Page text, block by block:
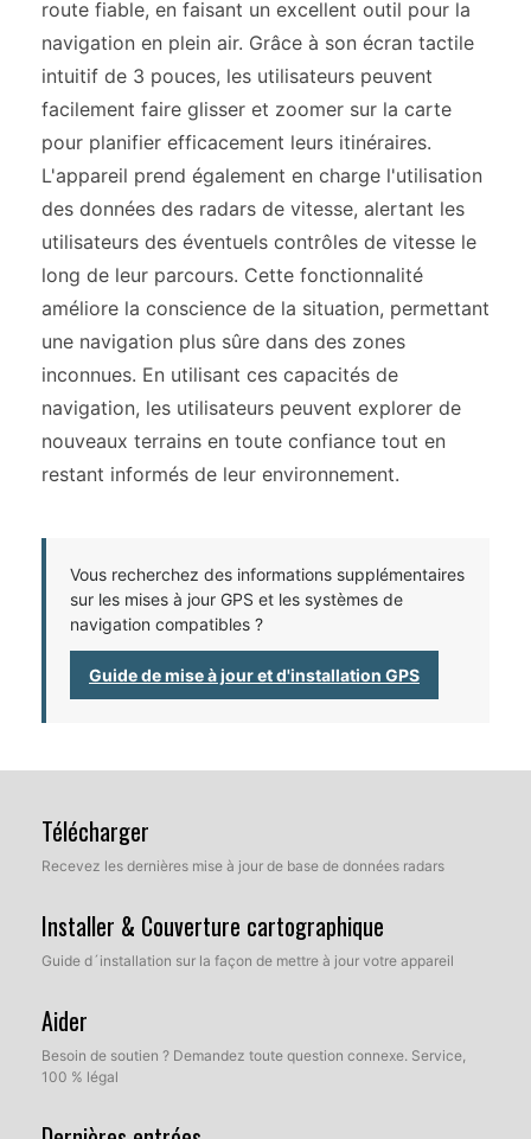
route fiable, en faisant un excellent outil pour la
navigation en plein air. Grâce à son écran tactile
intuitif de 3 pouces, les utilisateurs peuvent
facilement faire glisser et zoomer sur la carte
pour planifier efficacement leurs itinéraires.
L'appareil prend également en charge l'utilisation
des données des radars de vitesse, alertant les
utilisateurs des éventuels contrôles de vitesse le
long de leur parcours. Cette fonctionnalité
améliore la conscience de la situation, permettant
une navigation plus sûre dans des zones
inconnues. En utilisant ces capacités de
navigation, les utilisateurs peuvent explorer de
nouveaux terrains en toute confiance tout en
restant informés de leur environnement.
Vous recherchez des informations supplémentaires
sur les mises à jour GPS et les systèmes de
navigation compatibles ?
Guide de mise à jour et d'installation GPS
Télécharger
Recevez les dernières mise à jour de base de données radars
Installer & Couverture cartographique
Guide d´installation sur la façon de mettre à jour votre appareil
Aider
Besoin de soutien ? Demandez toute question connexe. Service,
100 % légal